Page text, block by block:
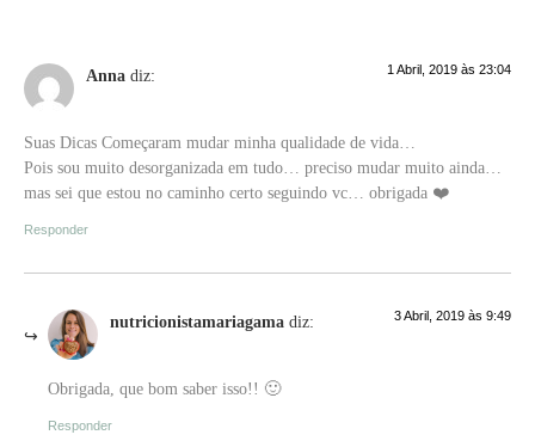
Anna diz: 1 Abril, 2019 às 23:04
Suas Dicas Começaram mudar minha qualidade de vida…
Pois sou muito desorganizada em tudo… preciso mudar muito ainda…
mas sei que estou no caminho certo seguindo vc… obrigada ❤️
Responder
nutricionistamariagama diz: 3 Abril, 2019 às 9:49
Obrigada, que bom saber isso!! 🙂
Responder